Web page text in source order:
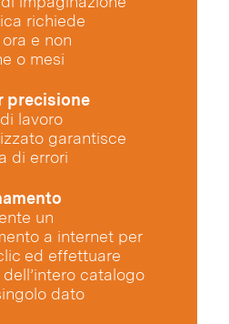
richiede
e non
o mesi
precisione
lavoro
garantisce
di errori
un
a internet per
ed effettuare
dell’intero catalogo
dato